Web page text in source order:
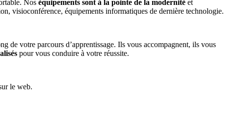
Nos équipements sont à la pointe de la modernité et
visioconférence, équipements informatiques de dernière technologie.
de votre parcours d’apprentissage. Ils vous accompagnent, ils vous
pour vous conduire à votre réussite.
le web.